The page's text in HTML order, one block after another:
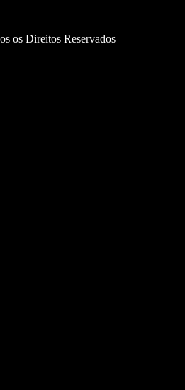
os Direitos Reservados